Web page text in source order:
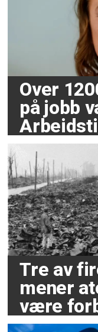
Over
på jobb
Tre av
mener
være